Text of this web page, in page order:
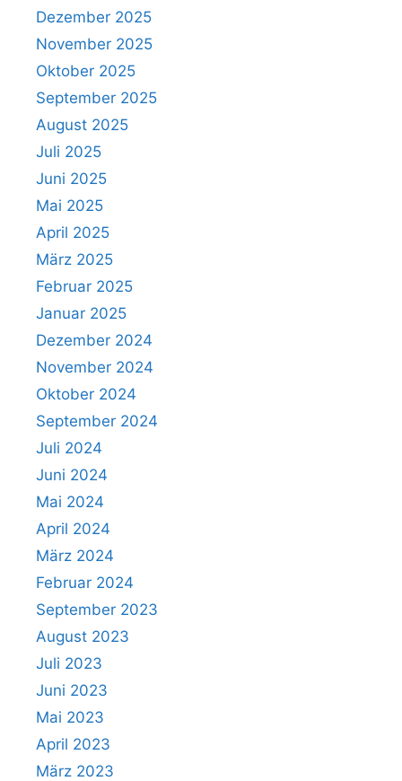
Dezember 2025
November 2025
Oktober 2025
September 2025
August 2025
Juli 2025
Juni 2025
Mai 2025
April 2025
März 2025
Februar 2025
Januar 2025
Dezember 2024
November 2024
Oktober 2024
September 2024
Juli 2024
Juni 2024
Mai 2024
April 2024
März 2024
Februar 2024
September 2023
August 2023
Juli 2023
Juni 2023
Mai 2023
April 2023
März 2023